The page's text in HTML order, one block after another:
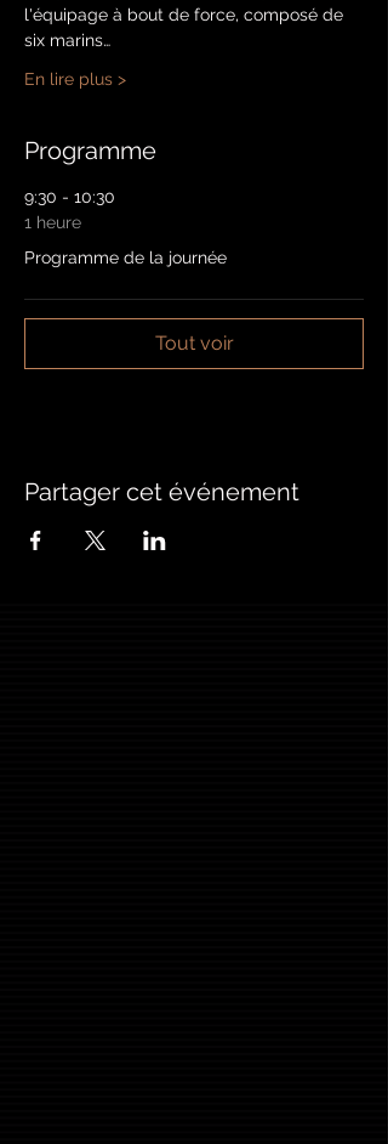
l'équipage à bout de force, composé de
six marins…
En lire plus >
Programme
9:30 - 10:30
1 heure
Programme de la journée
Tout voir
Partager cet événement